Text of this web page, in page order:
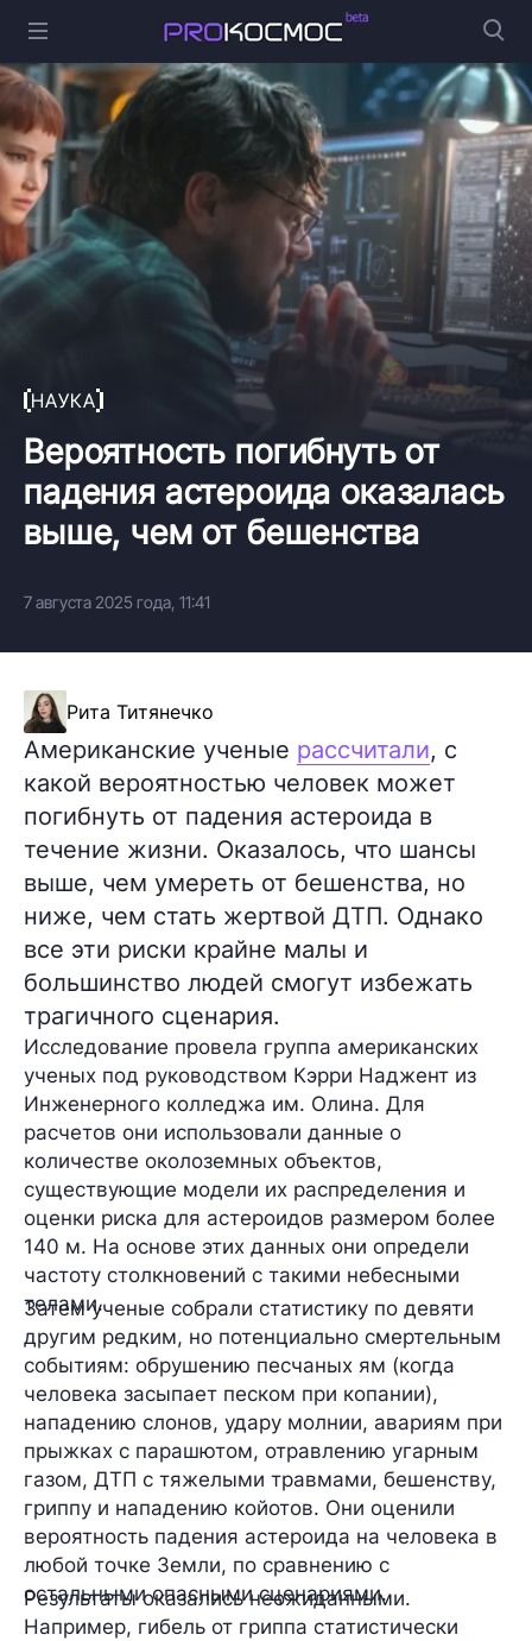
НАУКА
Вероятность погибнуть от
падения астероида оказалась
выше, чем от бешенства
7 августа 2025 года, 11:41
Рита Титянечко
Американские ученые рассчитали, с
какой вероятностью человек может
погибнуть от падения астероида в
течение жизни. Оказалось, что шансы
выше, чем умереть от бешенства, но
ниже, чем стать жертвой ДТП. Однако
все эти риски крайне малы и
большинство людей смогут избежать
трагичного сценария.
Исследование провела группа американских
ученых под руководством Кэрри Наджент из
Инженерного колледжа им. Олина. Для
расчетов они использовали данные о
количестве околоземных объектов,
существующие модели их распределения и
оценки риска для астероидов размером более
140 м. На основе этих данных они определи
частоту столкновений с такими небесными
телами.
Затем ученые собрали статистику по девяти
другим редким, но потенциально смертельным
событиям: обрушению песчаных ям (когда
человека засыпает песком при копании),
нападению слонов, удару молнии, авариям при
прыжках с парашютом, отравлению угарным
газом, ДТП с тяжелыми травмами, бешенству,
гриппу и нападению койотов. Они оценили
вероятность падения астероида на человека в
любой точке Земли, по сравнению с
остальными опасными сценариями.
Результаты оказались неожиданными.
Например, гибель от гриппа статистически